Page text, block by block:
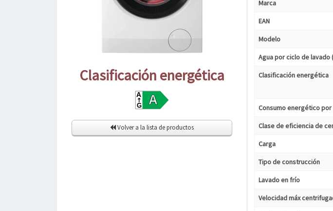
Clasificación energética
Volver a la lista de productos
Marca
EAN
Modelo
Agua por ciclo de lavado
Clasificación energética
Consumo energético por
Clase de eficiencia de
Carga
Tipo de construcción
Lavado en frío
Velocidad máx